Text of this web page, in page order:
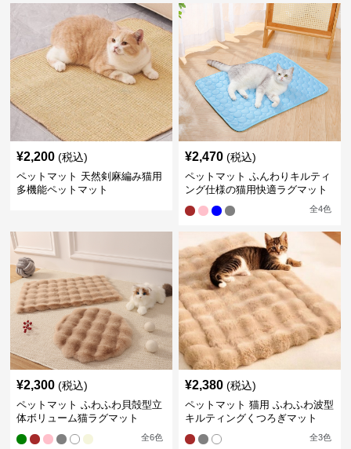
¥2,200 (税込)
ペットマット 天然剣麻編み猫用
多機能ペットマット
¥2,470 (税込)
ペットマット ふんわりキルティ
ング仕様の猫用快適ラグマット
全4色
¥2,300 (税込)
ペットマット ふわふわ貝殻型立
体ボリューム猫ラグマット
全6色
¥2,380 (税込)
ペットマット 猫用 ふわふわ波型
キルティングくつろぎマット
全3色